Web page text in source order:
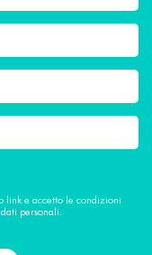
link e accetto le condizioni
personali.